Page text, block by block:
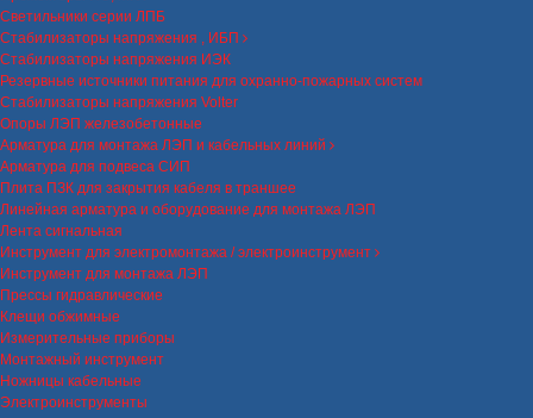
Светильники серии ЛПБ
Стабилизаторы напряжения , ИБП
Стабилизаторы напряжения ИЭК
Резервные источники питания для охранно-пожарных систем
Стабилизаторы напряжения Volter
Опоры ЛЭП железобетонные
Арматура для монтажа ЛЭП и кабельных линий
Арматура для подвеса СИП
Плита ПЗК для закрытия кабеля в траншее
Линейная арматура и оборудование для монтажа ЛЭП
Лента сигнальная
Инструмент для электромонтажа / электроинструмент
Инструмент для монтажа ЛЭП
Прессы гидравлические
Клещи обжимные
Измерительные приборы
Монтажный инструмент
Ножницы кабельные
Электроинструменты